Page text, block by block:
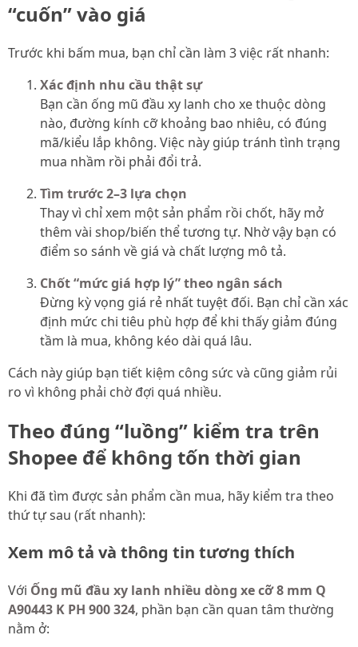
“cuốn” vào giá
Trước khi bấm mua, bạn chỉ cần làm 3 việc rất nhanh:
Xác định nhu cầu thật sự
Bạn cần ống mũ đầu xy lanh cho xe thuộc dòng
nào, đường kính cỡ khoảng bao nhiêu, có đúng
mã/kiểu lắp không. Việc này giúp tránh tình trạng
mua nhầm rồi phải đổi trả.
Tìm trước 2–3 lựa chọn
Thay vì chỉ xem một sản phẩm rồi chốt, hãy mở
thêm vài shop/biến thể tương tự. Nhờ vậy bạn có
điểm so sánh về giá và chất lượng mô tả.
Chốt “mức giá hợp lý” theo ngân sách
Đừng kỳ vọng giá rẻ nhất tuyệt đối. Bạn chỉ cần xác
định mức chi tiêu phù hợp để khi thấy giảm đúng
tầm là mua, không kéo dài quá lâu.
Cách này giúp bạn tiết kiệm công sức và cũng giảm rủi
ro vì không phải chờ đợi quá nhiều.
Theo đúng “luồng” kiểm tra trên
Shopee để không tốn thời gian
Khi đã tìm được sản phẩm cần mua, hãy kiểm tra theo
thứ tự sau (rất nhanh):
Xem mô tả và thông tin tương thích
Với Ống mũ đầu xy lanh nhiều dòng xe cỡ 8 mm Q
A90443 K PH 900 324, phần bạn cần quan tâm thường
nằm ở: